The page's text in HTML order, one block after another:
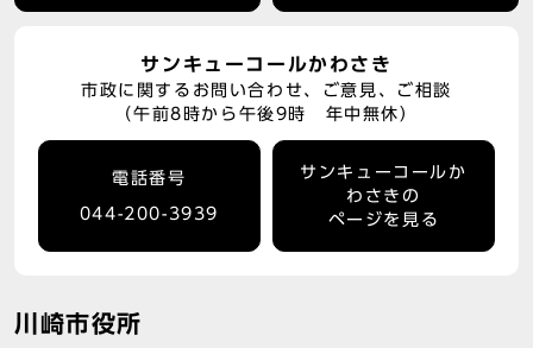
サンキューコールかわさき
市政に関するお問い合わせ、ご意見、ご相談
（午前8時から午後9時 年中無休）
電話番号
044-200-3939
サンキューコールか
わさきの
ページを見る
川崎市役所